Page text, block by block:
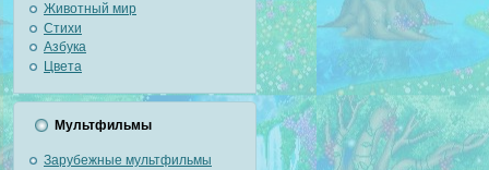
Животный мир
Стихи
Азбука
Цвета
Мультфильмы
Зарубежные мультфильмы